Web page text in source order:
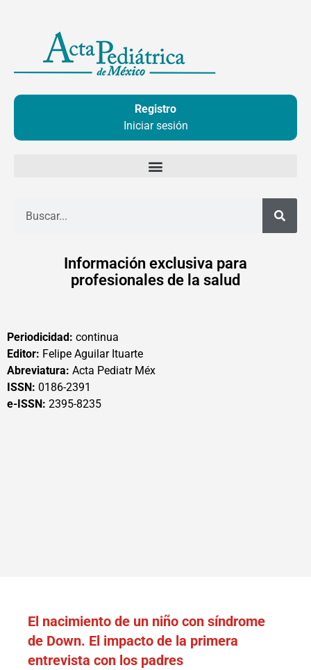
contenido
Registro
Iniciar sesión
Información exclusiva para
profesionales de la salud
Periodicidad: continua
Editor: Felipe Aguilar Ituarte
Abreviatura: Acta Pediatr Méx
ISSN: 0186-2391
e-ISSN: 2395-8235
El nacimiento de un niño con síndrome
de Down. El impacto de la primera
entrevista con los padres